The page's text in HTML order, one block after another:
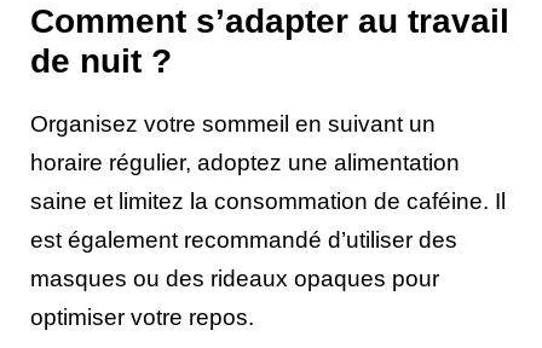
Comment s’adapter au travail
de nuit ?
Organisez votre sommeil en suivant un
horaire régulier, adoptez une alimentation
saine et limitez la consommation de caféine. Il
est également recommandé d’utiliser des
masques ou des rideaux opaques pour
optimiser votre repos.